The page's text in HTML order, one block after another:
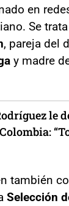
en
Se
, pareja del
y madre
le
también
Selección